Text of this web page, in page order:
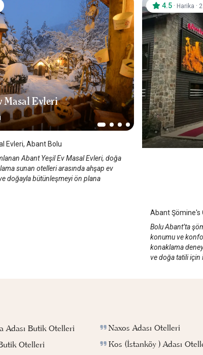
Masal Evleri
Evleri, Abant Bolu
Abant Yeşil Ev Masal Evleri, doğa
sunan otelleri arasında ahşap ev
doğayla bütünleşmeyi ön plana
4.5 · Harika ·
Abant Şömine's
Bolu Abant’ta
konumu ve
konaklama
ve doğa tatili için
Adası Butik Otelleri
Otelleri
Naxos Adası Otelleri
Kos (İstanköy ) Adası